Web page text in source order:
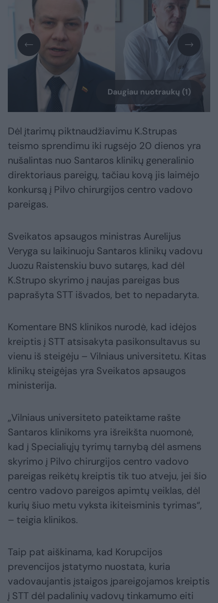
Daugiau nuotraukų (1)
Dėl įtarimų piktnaudžiavimu K.Strupas
teismo sprendimu iki rugsėjo 20 dienos yra
nušalintas nuo Santaros klinikų generalinio
direktoriaus pareigų, tačiau kovą jis laimėjo
konkursą į Pilvo chirurgijos centro vadovo
pareigas.
Sveikatos apsaugos ministras Aurelijus
Veryga su laikinuoju Santaros klinikų vadovu
Juozu Raistenskiu buvo sutaręs, kad dėl
K.Strupo skyrimo į naujas pareigas bus
paprašyta STT išvados, bet to nepadaryta.
Komentare BNS klinikos nurodė, kad idėjos
kreiptis į STT atsisakyta pasikonsultavus su
vienu iš steigėju – Vilniaus universitetu. Kitas
klinikų steigėjas yra Sveikatos apsaugos
ministerija.
„Vilniaus universiteto pateiktame rašte
Santaros klinikoms yra išreikšta nuomonė,
kad į Specialiųjų tyrimų tarnybą dėl asmens
skyrimo į Pilvo chirurgijos centro vadovo
pareigas reikėtų kreiptis tik tuo atveju, jei šio
centro vadovo pareigos apimtų veiklas, dėl
kurių šiuo metu vyksta ikiteisminis tyrimas“,
– teigia klinikos.
Taip pat aiškinama, kad Korupcijos
prevencijos įstatymo nuostata, kuria
vadovaujantis įstaigos įpareigojamos kreiptis
į STT dėl padalinių vadovų tinkamumo eiti